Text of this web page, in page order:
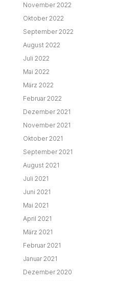
November 2022
Oktober 2022
September 2022
August 2022
Juli 2022
Mai 2022
März 2022
Februar 2022
Dezember 2021
November 2021
Oktober 2021
September 2021
August 2021
Juli 2021
Juni 2021
Mai 2021
April 2021
März 2021
Februar 2021
Januar 2021
Dezember 2020